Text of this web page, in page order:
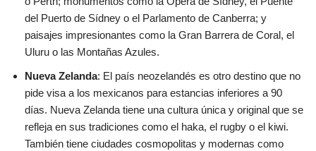
del Puerto de Sídney o el Parlamento de Canberra; y
paisajes impresionantes como la Gran Barrera de Coral, el
Uluru o las Montañas Azules.
Nueva Zelanda: El país neozelandés es otro destino que no
pide visa a los mexicanos para estancias inferiores a 90
días. Nueva Zelanda tiene una cultura única y original que se
refleja en sus tradiciones como el haka, el rugby o el kiwi.
También tiene ciudades cosmopolitas y modernas como